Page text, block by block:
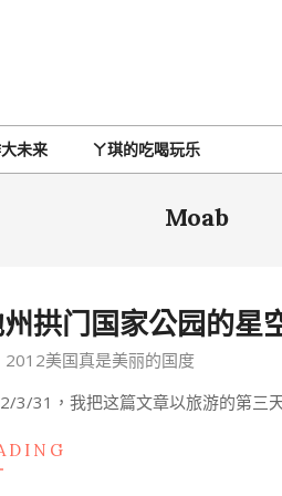
未来 ㄚ琪的吃喝玩乐
Moab
拱门国家公园的星
2012美国真是美丽的国度
3/31，我把这篇文章以旅游的第三